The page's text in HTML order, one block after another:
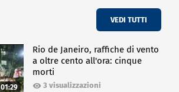
VEDI TUTTI
01:29
Rio de Janeiro, raffiche di vento
a oltre cento all'ora: cinque
morti
3 visualizzazioni